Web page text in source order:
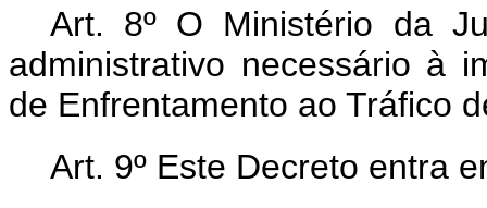
Art. 8º O Ministério da
administrativo necessário à
de Enfrentamento ao Tráfico
Art. 9º Este Decreto entra